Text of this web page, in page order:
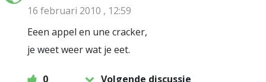
16 februari 2010 , 12:59
Eeen appel en une cracker,
je weet weer wat je eet.
0
Volgende discussie